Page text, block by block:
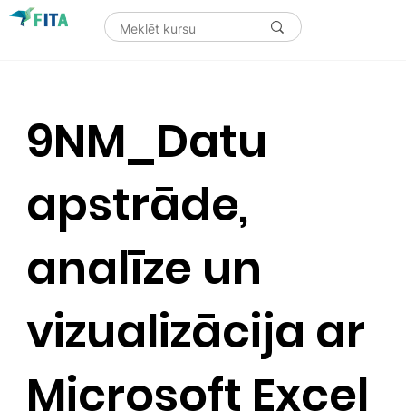
9NM_Datu
apstrāde,
analīze un
vizualizācija ar
Microsoft Excel